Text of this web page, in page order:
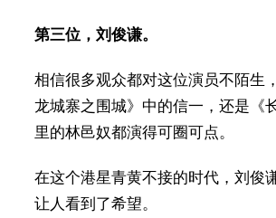
第三位，刘俊谦。
相信很多观众都对这位演员不陌生
龙城寨之围城》中的信一，还是《
里的林邑奴都演得可圈可点。
在这个港星青黄不接的时代，刘俊
让人看到了希望。